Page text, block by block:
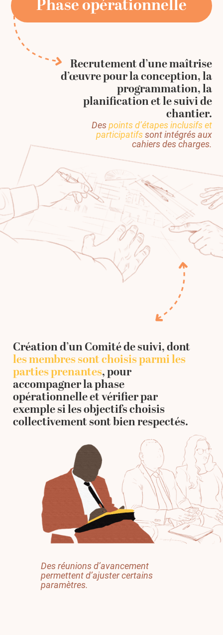
Phase opérationnelle
Recrutement d’une maîtrise
d’œuvre pour la conception, la
programmation, la
planification et le suivi de
chantier.
Despoints d’étapes inclusifs et
participatifssont intégrés aux
cahiers des charges.
Création d’un Comité de suivi, dont
les membres sont choisis parmi les
parties prenantes, pour
accompagner la phase
opérationnelle et vérifier par
exemple si les objectifs choisis
collectivement sont bien respectés.
Des réunions d’avancement
permettent d’ajuster certains
paramètres.